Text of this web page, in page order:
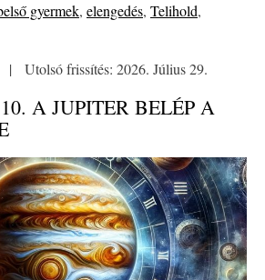
gyermek, elengedés, Telihold,
| Utolsó frissítés: 2026. Július 29.
A JUPITER BELÉP A